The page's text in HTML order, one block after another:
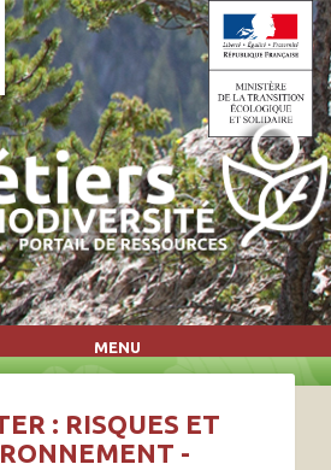
Aller au contenu principal
MENU
: RISQUES ET
-